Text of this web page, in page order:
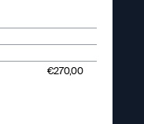
€270,00